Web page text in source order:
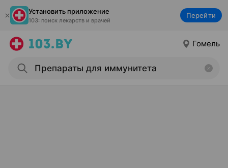
Установить приложение
103: поиск лекарств и врачей
Перейти
Гомель